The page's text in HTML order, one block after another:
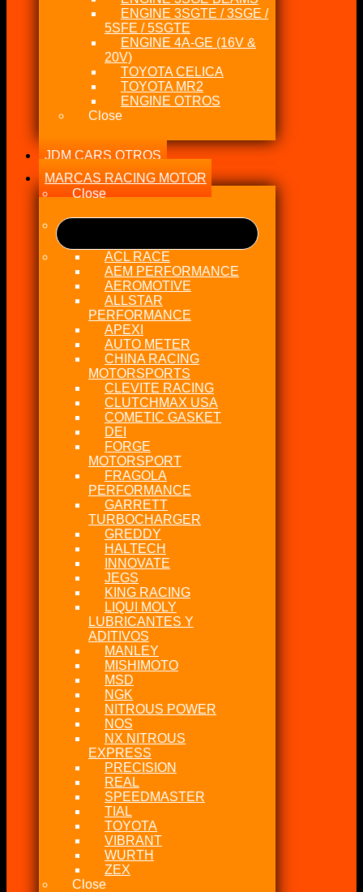
ENGINE 3SGTE / 3SGE /
5SFE / 5SGTE
ENGINE 4A-GE (16V &
20V)
TOYOTA CELICA
TOYOTA MR2
ENGINE OTROS
Close
JDM CARS OTROS
MARCAS RACING MOTOR
Close
ACL RACE
AEM PERFORMANCE
AEROMOTIVE
ALLSTAR
PERFORMANCE
APEXI
AUTO METER
CHINA RACING
MOTORSPORTS
CLEVITE RACING
CLUTCHMAX USA
COMETIC GASKET
DEI
FORGE
MOTORSPORT
FRAGOLA
PERFORMANCE
GARRETT
TURBOCHARGER
GREDDY
HALTECH
INNOVATE
JEGS
KING RACING
LIQUI MOLY
LUBRICANTES Y
ADITIVOS
MANLEY
MISHIMOTO
MSD
NGK
NITROUS POWER
NOS
NX NITROUS
EXPRESS
PRECISION
REAL
SPEEDMASTER
TIAL
TOYOTA
VIBRANT
WURTH
ZEX
Close